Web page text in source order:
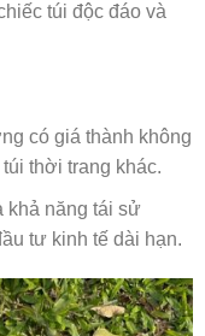
túi độc đáo và
có giá thành không
thời trang khác.
khả năng tái sử
tư kinh tế dài hạn.